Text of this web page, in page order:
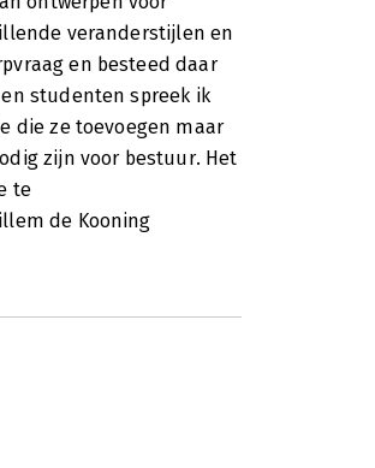
veranderstijlen en
en besteed daar
studenten spreek ik
die ze toevoegen maar
zijn voor bestuur. Het
te
de Kooning